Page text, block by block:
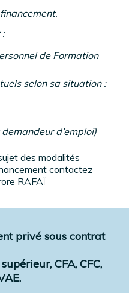
de Formation
selon sa situation :
d’emploi)
des modalités
contactez
RAFAÏ
privé sous contrat
CFA, CFC,